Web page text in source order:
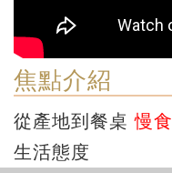
焦點介紹
從產地到餐桌慢食
生活態度